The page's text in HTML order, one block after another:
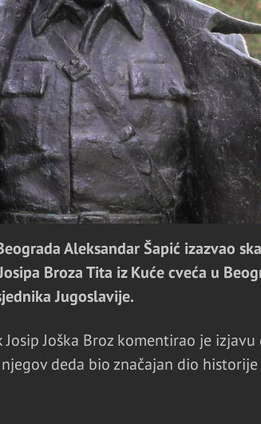
Aleksandar Šapić izazvao
Broza Tita iz Kuće cveća u
Jugoslavije.
Josip Joška Broz komentirao je
deda bio značajan dio